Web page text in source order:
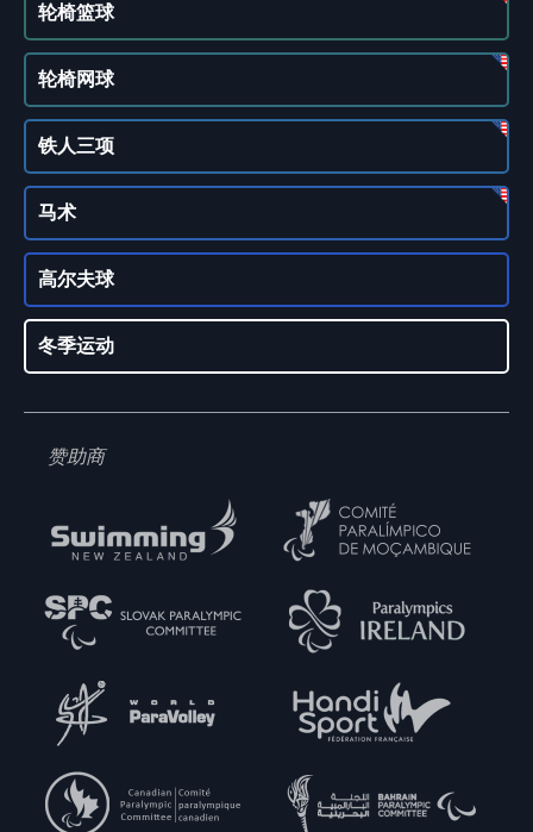
轮椅篮球
轮椅网球
铁人三项
马术
高尔夫球
冬季运动
赞助商